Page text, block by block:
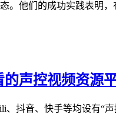
。他们的成功实践表明
声控视频资源平
、抖音、快手等均设有“